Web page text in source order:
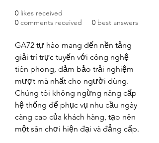
0 likes received
0 comments received 0 best answers
GA72 tự hào mang đến nền tảng
giải trí trực tuyến với công nghệ
tiên phong, đảm bảo trải nghiệm
mượt mà nhất cho người dùng.
Chúng tôi không ngừng nâng cấp
hệ thống để phục vụ nhu cầu ngày
càng cao của khách hàng, tạo nên
một sân chơi hiện đại và đẳng cấp.